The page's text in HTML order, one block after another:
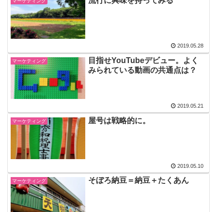
2019.05.28
マーケティング
目指せYouTubeデビュー。よく
みられている動画の共通点は？
2019.05.21
マーケティング 屋号は戦略的に。
2019.05.10
マーケティング そぼろ納豆＝納豆＋たくあん